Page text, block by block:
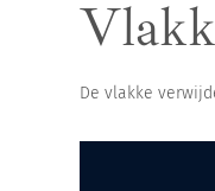
De vlakke